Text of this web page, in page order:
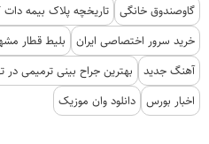
گاوصندوق خانگی تاریخچه پلاک بیمه دات
خرید سرور اختصاصی ایران
بلیط قطار
آهنگ جدید
بهترین جراح بینی ترمیمی در
اخبار بورس دانلود وان موزیک